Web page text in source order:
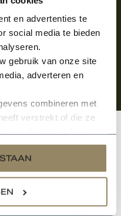
en advertenties te
social media te bieden
gebruik van onze site
adverteren en
combineren met
verstrekt of die ze